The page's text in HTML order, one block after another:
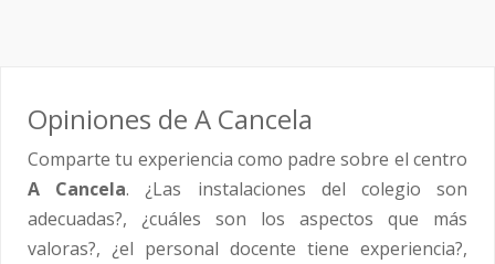
Opiniones de A Cancela
Comparte tu experiencia como padre sobre el centro
A Cancela. ¿Las instalaciones del colegio son
adecuadas?, ¿cuáles son los aspectos que más
valoras?, ¿el personal docente tiene experiencia?,